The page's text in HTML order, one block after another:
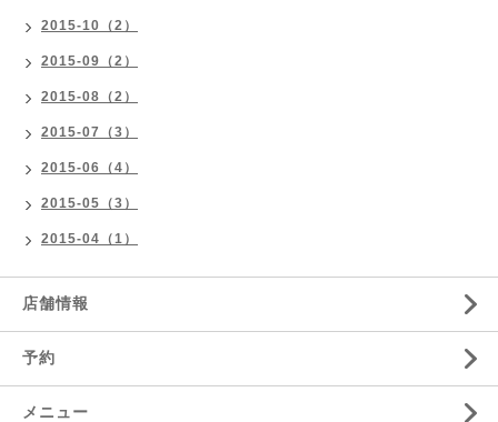
2015-10（2）
2015-09（2）
2015-08（2）
2015-07（3）
2015-06（4）
2015-05（3）
2015-04（1）
店舗情報
予約
メニュー